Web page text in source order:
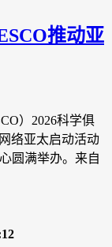
推动亚
）2026科学俱
络亚太启动活动
圆满举办。来自